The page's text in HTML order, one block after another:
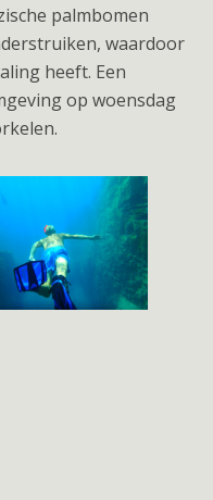
palmbomen
waardoor
heeft. Een
op woensdag